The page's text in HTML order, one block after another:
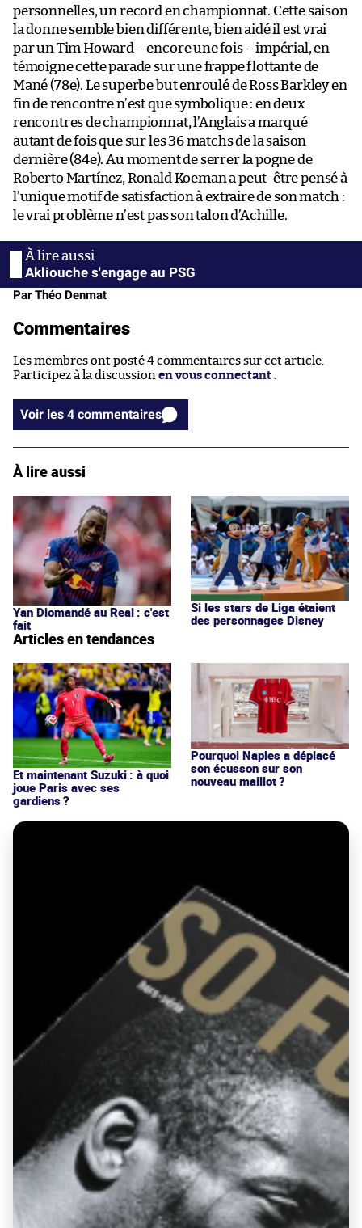
personnelles, un record en championnat. Cette saison
la donne semble bien différente, bien aidé il est vrai
par un Tim Howard – encore une fois – impérial, en
témoigne cette parade sur une frappe flottante de
Mané (78e). Le superbe but enroulé de Ross Barkley en
fin de rencontre n’est que symbolique : en deux
rencontres de championnat, l’Anglais a marqué
autant de fois que sur les 36 matchs de la saison
dernière (84e). Au moment de serrer la pogne de
Roberto Martínez, Ronald Koeman a peut-être pensé à
l’unique motif de satisfaction à extraire de son match :
le vrai problème n’est pas son talon d’Achille.
Akliouche s'engage au PSG
Par Théo Denmat
Commentaires
Les membres ont posté 4 commentaires sur cet article.
Participez à la discussion en vous connectant
Voir les 4 commentaires
À lire aussi
Yan Diomandé au Real : c'est
fait
Si les stars de Liga étaient
des personnages Disney
Articles en tendances
Et maintenant Suzuki : à quoi
joue Paris avec ses
gardiens ?
Pourquoi Naples a déplacé
son écusson sur son
nouveau maillot ?